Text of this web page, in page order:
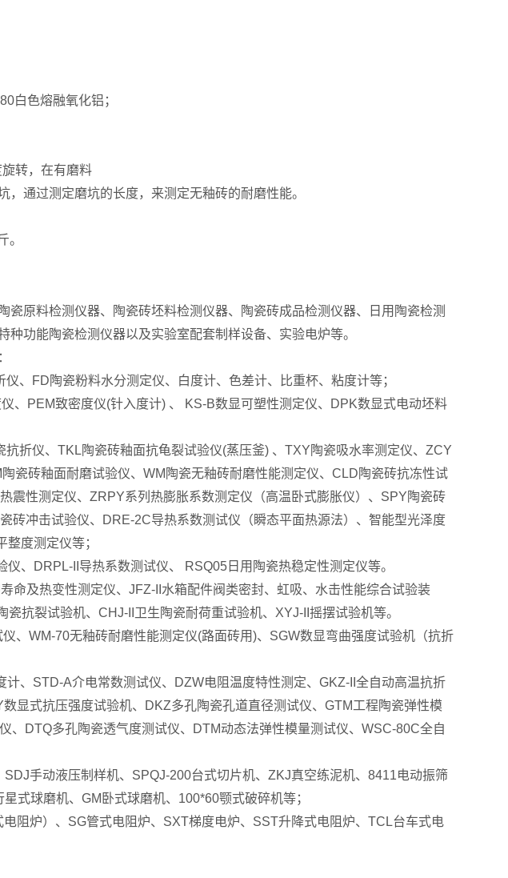
白色熔融氧化铝；
转，在有磨料
通过测定磨坑的长度，来测定无釉砖的耐磨性能。
。
瓷原料检测仪器、陶瓷砖坯料检测仪器、陶瓷砖成品检测仪器、日用陶瓷检测
功能陶瓷检测仪器以及实验室配套制样设备、实验电炉等。
、FD陶瓷粉料水分测定仪、白度计、色差计、比重杯、粘度计等；
、PEM致密度仪(针入度计) 、 KS-B数显可塑性测定仪、DPK数显式电动坯料
折仪、TKL陶瓷砖釉面抗龟裂试验仪(蒸压釜) 、TXY陶瓷吸水率测定仪、ZCY
瓷砖釉面耐磨试验仪、WM陶瓷无釉砖耐磨性能测定仪、CLD陶瓷砖抗冻性试
震性测定仪、ZRPY系列热膨胀系数测定仪（高温卧式膨胀仪）、SPY陶瓷砖
砖冲击试验仪、DRE-2C导热系数测试仪（瞬态平面热源法）、智能型光泽度
度测定仪等；
、DRPL-II导热系数测试仪、 RSQ05日用陶瓷热稳定性测定仪等。
命及热变性测定仪、JFZ-II水箱配件阀类密封、虹吸、水击性能综合试验装
抗裂试验机、CHJ-II卫生陶瓷耐荷重试验机、XYJ-II摇摆试验机等。
、WM-70无釉砖耐磨性能测定仪(路面砖用)、SGW数显弯曲强度试验机（抗折
、STD-A介电常数测试仪、DZW电阻温度特性测定、GKZ-II全自动高温抗折
显式抗压强度试验机、DKZ多孔陶瓷孔道直径测试仪、GTM工程陶瓷弹性模
、DTQ多孔陶瓷透气度测试仪、DTM动态法弹性模量测试仪、WSC-80C全自
手动液压制样机、SPQJ-200台式切片机、ZKJ真空练泥机、8411电动振筛
式球磨机、GM卧式球磨机、100*60颚式破碎机等；
阻炉）、SG管式电阻炉、SXT梯度电炉、SST升降式电阻炉、TCL台车式电